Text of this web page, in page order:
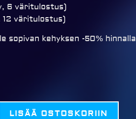
6 väritulostus)
väritulostus)
sopivan kehyksen -50% hinnalla
LISÄÄ OSTOSKORIIN